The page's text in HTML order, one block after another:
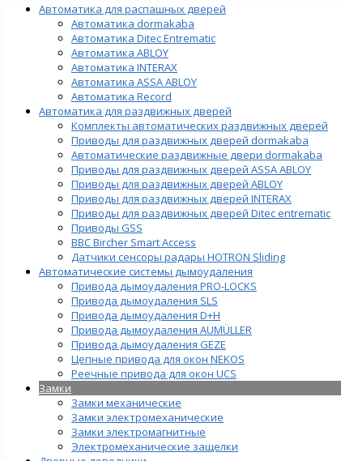
Автоматика для распашных дверей
Автоматика dormakaba
Автоматика Ditec Entrematic
Автоматика ABLOY
Автоматика INTERAX
Автоматика ASSA ABLOY
Автоматика Record
Автоматика для раздвижных дверей
Комплекты автоматических раздвижных дверей
Приводы для раздвижных дверей dormakaba
Автоматические раздвижные двери dormakaba
Приводы для раздвижных дверей ASSA ABLOY
Приводы для раздвижных дверей ABLOY
Приводы для раздвижных дверей INTERAX
Приводы для раздвижных дверей Ditec entrematic
Приводы GSS
BBC Bircher Smart Access
Датчики сенсоры радары HOTRON Sliding
Автоматические системы дымоудаления
Привода дымоудаления PRO-LOCKS
Привода дымоудаления SLS
Привода дымоудаления D+H
Привода дымоудаления AUMÜLLER
Привода дымоудаления GEZE
Цепные привода для окон NEKOS
Реечные привода для окон UСS
Замки
Замки механические
Замки электромеханические
Замки электромагнитные
Электромеханические защелки